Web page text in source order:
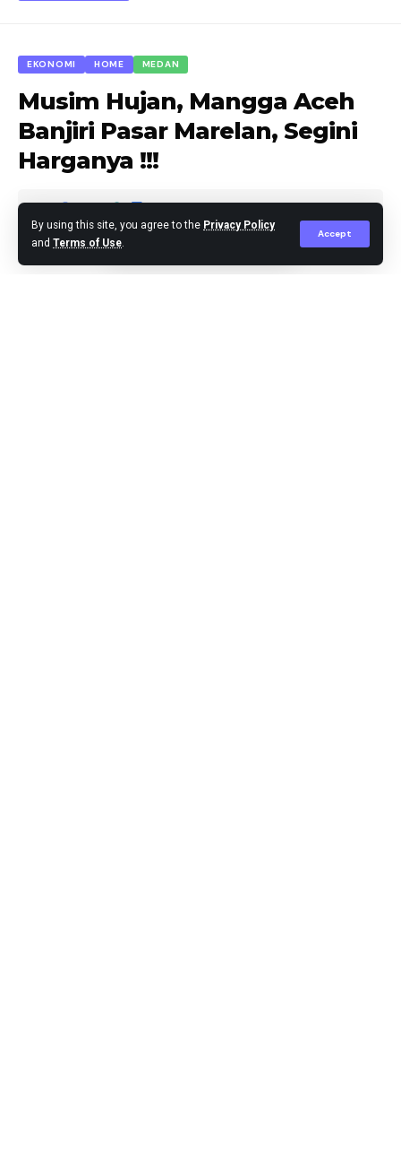
By using this site, you agree to the Privacy Policy
and Terms of Use.
Accept
EKONOMI HOME MEDAN
Musim Hujan, Mangga Aceh
Banjiri Pasar Marelan, Segini
Harganya !!!
Agus Leo